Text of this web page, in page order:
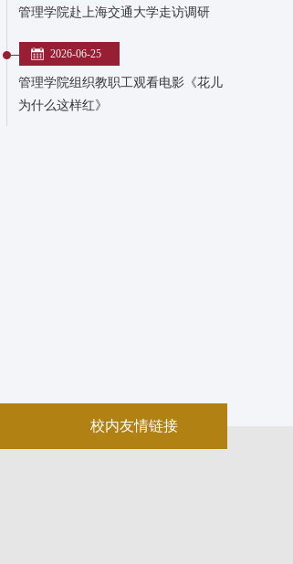
管理学院赴上海交通大学走访调研
2026-06-25
管理学院组织教职工观看电影《花儿
为什么这样红》
校内友情链接